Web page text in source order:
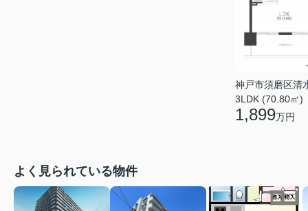
神戸市須磨区清
3LDK (70.80㎡)
1,899万円
よく見られている物件